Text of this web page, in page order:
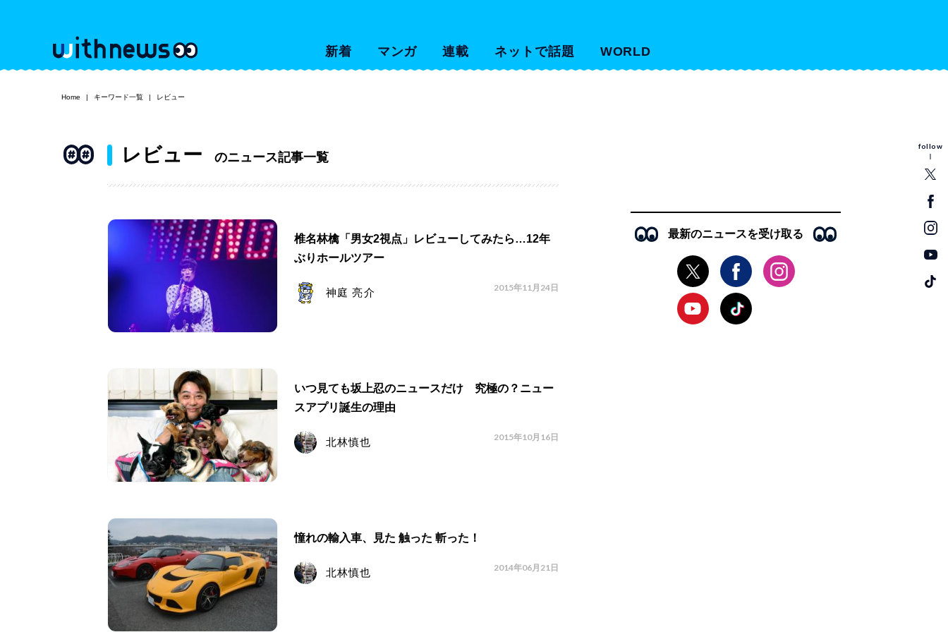
新着 マンガ 連載 ネットで話題 WORLD
follow
Home キーワード一覧 レビュー
レビュー のニュース記事一覧
椎名林檎「男女2視点」レビューしてみたら…12年
ぶりホールツアー
神庭 亮介 2015年11月24日
いつ見ても坂上忍のニュースだけ 究極の？ニュー
スアプリ誕生の理由
北林慎也 2015年10月16日
憧れの輸入車、見た 触った 斬った！
北林慎也 2014年06月21日
最新のニュースを受け取る